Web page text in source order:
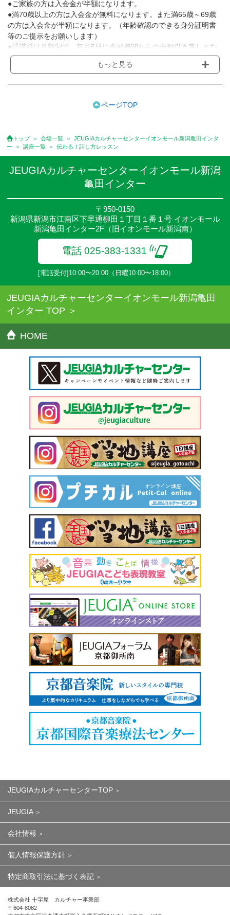
●ご家族の方は入会金が半額になります。
●満70歳以上の方は入会金が無料になります。また満65歳～69歳
の方は入会金が半額になります。（年齢確認のできる身分証明書
等のご提示をお願いします）
●受講料は月額制で、毎月5日に金融機関からの自動引き落しとな
ります。
※講座によってはお支払い方法が異なる場合がありますのでご確認
ております。また一部の講座では別途傷害保険料も含まれており
用は含まれておりません。
●資格認定講座の試験料・認定料などは別途要しますのでお問い合
せください。
●講座は、月4回(週1回),月3回,2回,1回,臨時講座いろいろあります
のでご確認ください。
●参加人数が一定に満たない場合、体験や講座開講を中止または延
期することがあります。
●その他、詳しい内容については、ご入会時にご説明をさせていた
だきます。
もっと見る
ページTOP
トップ 会場一覧
JEUGIAカルチャーセンターイオンモール新潟亀田インタ
ー
講座一覧 伝わる！話し方レッスン
JEUGIAカルチャーセンターイオンモール新潟
亀田インター
〒950-0150
新潟県新潟市江南区下早通柳田１丁目１番１号 イオンモール
新潟亀田インター2F（旧イオンモール新潟南）
電話 025-383-1331
[電話受付]10:00〜20:00（日曜10:00〜18:00）
JEUGIAカルチャーセンターイオンモール新潟亀田
インター TOP
HOME
JEUGIAカルチャーセンターTOP
JEUGIA
会社情報
個人情報保護方針
特定商取引法に基づく表記
株式会社 十字屋 カルチャー事業部
〒604-8082